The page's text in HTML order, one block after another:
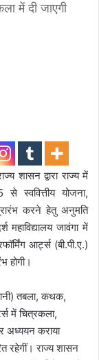
में दी जाएगी
शासन द्वारा राज्य में
स्ववित्तीय योजना,
करने हेतु अनुमति
जावंगा में
आर्ट्स (बी.पी.ए.)
होगी।
तबला, कथक,
में चित्रकला,
अध्ययन कराया
रहेगीं। राज्य शासन